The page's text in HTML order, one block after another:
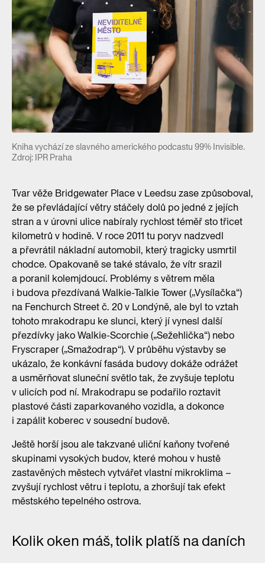
Kniha vychází ze slavného amerického podcastu 99% Invisible.
Zdroj: IPR Praha
Tvar věže Bridgewater Place v Leedsu zase způsoboval,
že se převládající větry stáčely dolů po jedné z jejích
stran a v úrovni ulice nabíraly rychlost téměř sto třicet
kilometrů v hodině. V roce 2011 tu poryv nadzvedl
a převrátil nákladní automobil, který tragicky usmrtil
chodce. Opakovaně se také stávalo, že vítr srazil
a poranil kolemjdoucí. Problémy s větrem měla
i budova přezdívaná Walkie-Talkie Tower („Vysílačka“)
na Fenchurch Street č. 20 v Londýně, ale byl to vztah
tohoto mrakodrapu ke slunci, který jí vynesl další
přezdívky jako Walkie-Scorchie („Sežehlička“) nebo
Fryscraper („Smažodrap“). V průběhu výstavby se
ukázalo, že konkávní fasáda budovy dokáže odrážet
a usměrňovat sluneční světlo tak, že zvyšuje teplotu
v ulicích pod ní. Mrakodrapu se podařilo roztavit
plastové části zaparkovaného vozidla, a dokonce
i zapálit koberec v sousední budově.
Ještě horší jsou ale takzvané uliční kaňony tvořené
skupinami vysokých budov, které mohou v hustě
zastavěných městech vytvářet vlastní mikroklima –
zvyšují rychlost větru i teplotu, a zhoršují tak efekt
městského tepelného ostrova.
Kolik oken máš, tolik platíš na daních